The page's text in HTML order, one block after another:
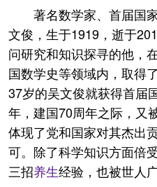
著名数学家、首届国
文俊，生于1919，逝于
问研究和知识探寻的他，
国数学史等领域内，取得
37岁的吴文俊就获得首届
年，建国70周年之际，又
体现了党和国家对其杰出
可。除了科学知识方面倍
三招养生经验，也被世人